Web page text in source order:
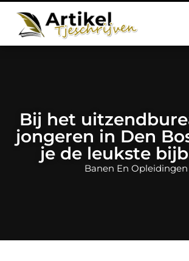
Bij het
jongeren in Den
je de leukste
Banen En Opleidingen